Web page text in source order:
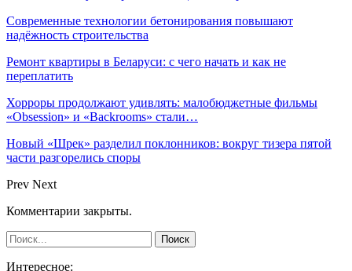
Современные технологии бетонирования повышают
надёжность строительства
Ремонт квартиры в Беларуси: с чего начать и как не
переплатить
Хорроры продолжают удивлять: малобюджетные фильмы
«Obsession» и «Backrooms» стали…
Новый «Шрек» разделил поклонников: вокруг тизера пятой
части разгорелись споры
Prev Next
Комментарии закрыты.
Интересное: